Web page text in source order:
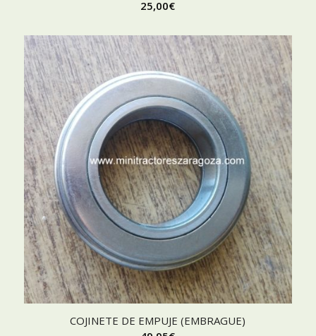
25,00€
COJINETE DE EMPUJE (EMBRAGUE)